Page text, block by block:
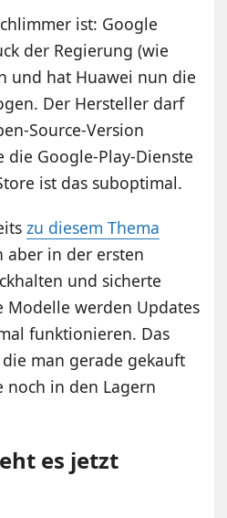
ist: Google
der Regierung (wie
und hat Huawei nun die
Der Hersteller darf
Source-Version
Google-Play-Dienste
ist das suboptimal.
zu diesem Thema
aber in der ersten
und sicherte
Modelle werden Updates
funktionieren. Das
man gerade gekauft
in den Lagern
es jetzt